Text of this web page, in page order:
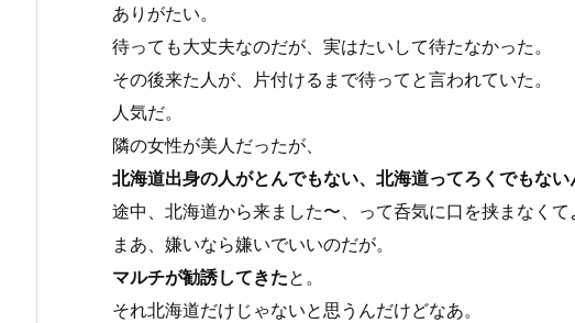
ありがたい。
待っても大丈夫なのだが、実はたいして待たなかった。
その後来た人が、片付けるまで待ってと言われていた。
人気だ。
隣の女性が美人だったが、
北海道出身の人がとんでもない、北海道ってろくでもな
途中、北海道から来ました〜、って呑気に口を挟まなくて
まあ、嫌いなら嫌いでいいのだが。
マルチが勧誘してきたと。
それ北海道だけじゃないと思うんだけどなあ。